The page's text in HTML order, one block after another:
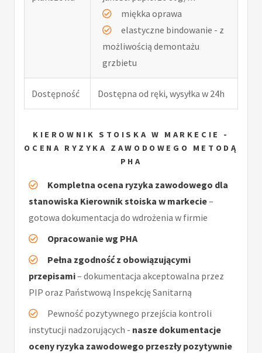
miękka oprawa
elastyczne bindowanie - z
możliwością demontażu
grzbietu
Dostępność Dostępna od ręki, wysyłka w 24h
KIEROWNIK STOISKA W MARKECIE -
OCENA RYZYKA ZAWODOWEGO METODĄ
PHA
Kompletna ocena ryzyka zawodowego dla
stanowiska Kierownik stoiska w markecie–
gotowa dokumentacja do wdrożenia w firmie
Opracowanie wg PHA
Pełna zgodność z obowiązującymi
przepisami– dokumentacja akceptowalna przez
PIP oraz Państwową Inspekcję Sanitarną
Pewność pozytywnego przejścia kontroli
instytucji nadzorujących - nasze dokumentacje
oceny ryzyka zawodowego przeszły pozytywnie